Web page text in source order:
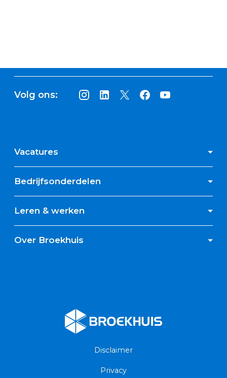
Volg ons:
Vacatures
Bedrijfsonderdelen
Leren & werken
Over Broekhuis
Broekhuis
Disclaimer
Privacy